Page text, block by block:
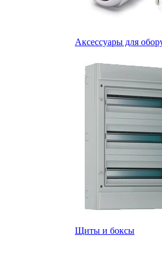
Аксессуары для
Щиты и боксы